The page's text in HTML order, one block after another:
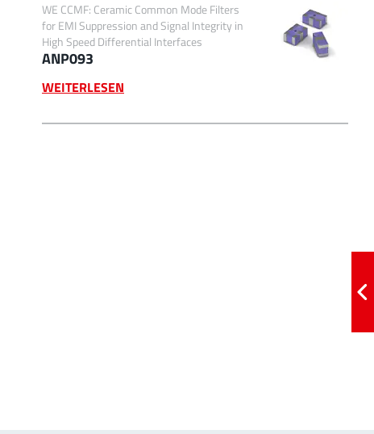
WE CCMF: Ceramic Common Mode Filters
for EMI Suppression and Signal Integrity in
High Speed Differential Interfaces
ANP093
WEITERLESEN